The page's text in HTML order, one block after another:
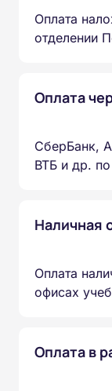
Оплата
отделении
Оплата
СберБанк,
ВТБ и др. по
Наличная
Оплата
офисах
Оплата в